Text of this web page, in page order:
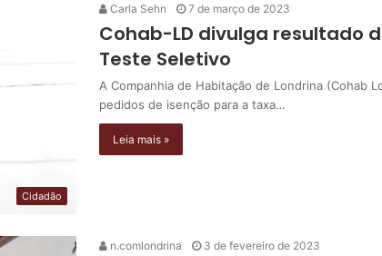
Cidadão
Carla Sehn 7 de março de 2023
Cohab-LD divulga resultado
Teste Seletivo
A Companhia de Habitação de Londrina (Cohab
pedidos de isenção para a taxa…
Leia mais »
n.comlondrina 3 de fevereiro de 2023